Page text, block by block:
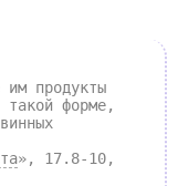
продукты
такой форме,
», 17.8-10,